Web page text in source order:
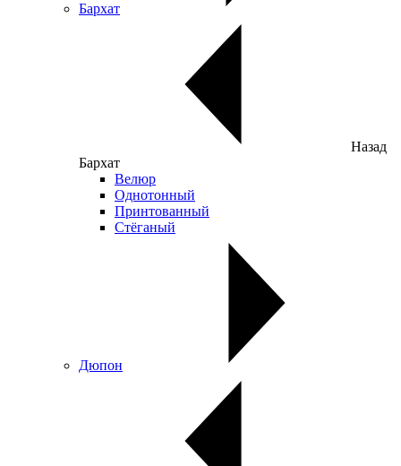
Бархат
Назад
Бархат
Велюр
Однотонный
Принтованный
Стёганый
Дюпон